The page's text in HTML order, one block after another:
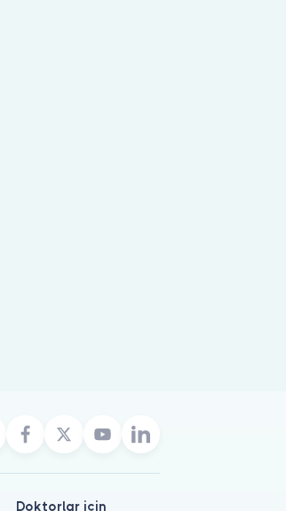
Doktorlar için